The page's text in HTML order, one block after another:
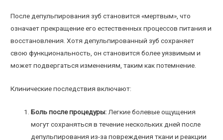
После депульпирования зуб становится «мертвым», что
означает прекращение его естественных процессов питания и
восстановления. Хотя депульпированный зуб сохраняет
свою функциональность, он становится более уязвимым и
может подвергаться изменениям, таким как потемнение.
Клинические последствия включают:
Боль после процедуры: Легкие болевые ощущения
могут сохраняться в течение нескольких дней после
депульпирования из-за повреждения ткани и реакции